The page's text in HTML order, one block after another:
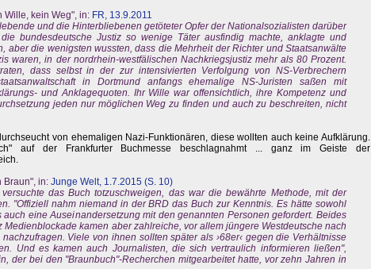
Wille, kein Weg", in: FR, 13.9.2011
und die Hinterbliebenen getöteter Opfer der Nationalsozialisten darüber
bundesdeutsche Justiz so wenige Täter ausfindig machte, anklagte und
aber die wenigsten wussten, dass die Mehrheit der Richter und Staatsanwälte
waren, in der nordrhein-westfälischen Nachkriegsjustiz mehr als 80 Prozent.
dass selbst in der zur intensivierten Verfolgung von NS-Verbrechern
in Dortmund anfangs ehemaligeNS-Juristen saßen mit
und Anklagequoten. Ihr Wille war offensichtlich, ihre Kompetenz und
jeden nur möglichen Weg zu finden und auch zu beschreiten, nicht
von ehemaligen Nazi-Funktionären, diese wollten auch keine Aufklärung.
auf der Frankfurter Buchmesse beschlagnahmt ... ganz im Geiste der
Braun", in: Junge Welt, 1.7.2015 (S. 10)
das Buch totzuschweigen, das war die bewährte Methode, mit der
"Offiziell nahm niemand in der BRD das Buch zur Kenntnis. Es hätte sowohl
eine Auseinandersetzung mit den genannten Personen gefordert. Beides
Medienblockade kamen aber zahlreiche, vor allem jüngere Westdeutsche nach
Viele von ihnen sollten später als ›68er‹ gegen die Verhältnisse
Und es kamen auch Journalisten, die sich vertraulich informieren ließen",
der bei den "Braunbuch"-Recherchen mitgearbeitet hatte, vor zehn Jahren in